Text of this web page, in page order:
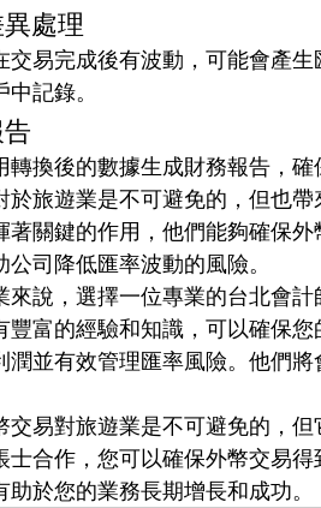
處理
交易完成後有波動，可能會產
記錄。
轉換後的數據生成財務報告，
於旅遊業是不可避免的，但也
著關鍵的作用，他們能夠確保
司降低匯率波動的風險。
來說，選擇一位專業的台北會
豐富的經驗和知識，可以確保
潤並有效管理匯率風險。他們
交易對旅遊業是不可避免的，
士合作，您可以確保外幣交易
助於您的業務長期增長和成功。